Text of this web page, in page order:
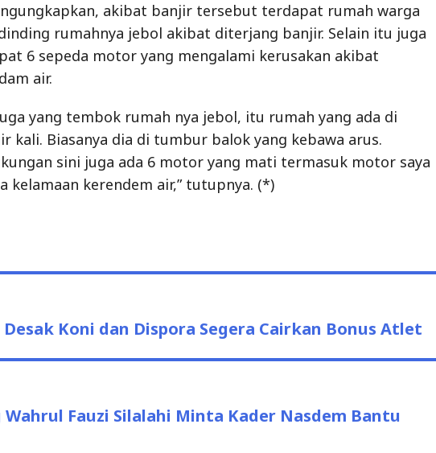
akibat banjir tersebut terdapat rumah warga
rumahnya jebol akibat diterjang banjir. Selain itu juga
6 sepeda motor yang mengalami kerusakan akibat
air.
yang tembok rumah nya jebol, itu rumah yang ada di
kali. Biasanya dia di tumbur balok yang kebawa arus.
sini juga ada 6 motor yang mati termasuk motor saya
kelamaan kerendem air,” tutupnya. (*)
Desak Koni dan Dispora Segera Cairkan Bonus Atlet
Fauzi Silalahi Minta Kader Nasdem Bantu